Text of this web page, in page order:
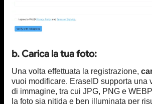
b. Carica la tua foto:
Una volta effettuata la registrazione,
vuoi modificare. EraseID supporta una
di immagine, tra cui JPG, PNG e
la foto sia nitida e ben illuminata per